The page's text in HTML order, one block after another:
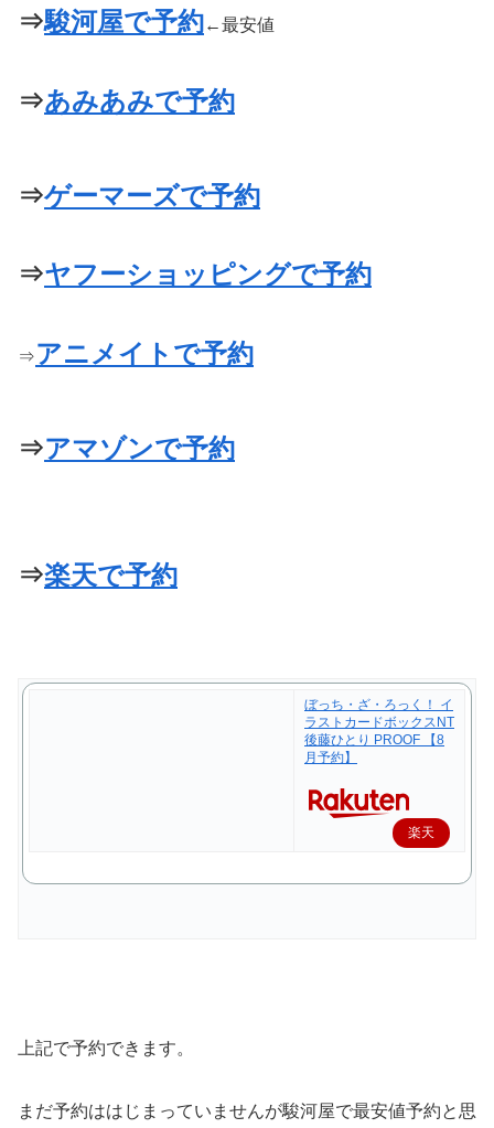
⇒駿河屋で予約←最安値
⇒あみあみで予約
⇒ゲーマーズで予約
⇒ヤフーショッピングで予約
⇒アニメイトで予約
⇒アマゾンで予約
⇒楽天で予約
ぼっち・ざ・ろっく！ イ
ラストカードボックスNT
後藤ひとり PROOF 【8
月予約】
楽天
上記で予約できます。
まだ予約ははじまっていませんが駿河屋で最安値予約と思